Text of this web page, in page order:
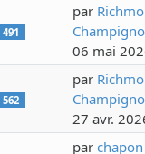
491
par
06 mai
562
par
27 avr.
par chapon